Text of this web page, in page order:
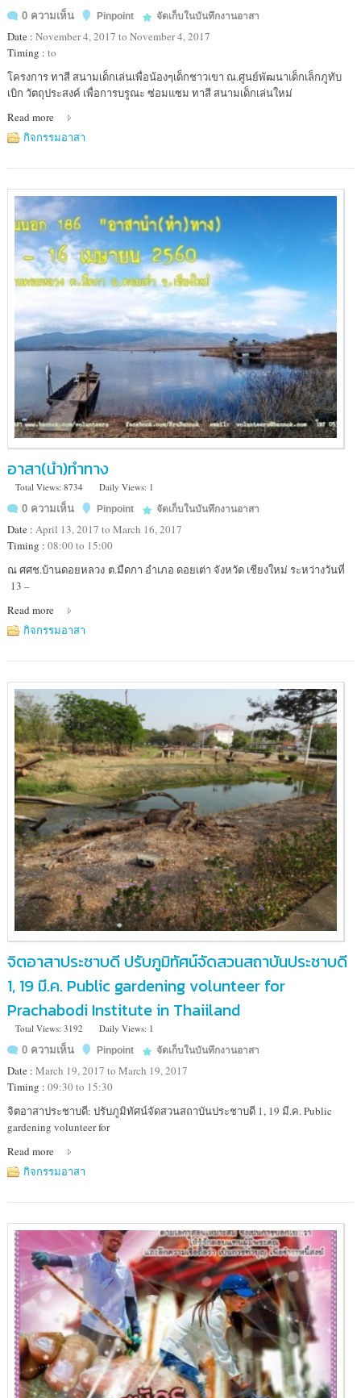
0 ความเห็น
Pinpoint จัดเก็บในบันทึกงานอาสา
Date : November 4, 2017 to November 4, 2017
Timing : to
Location
:
ทับ
เบิก
โครงการ ทาสี สนามเด็กเล่นเพื่อน้องๆเด็กชาวเขา ณ.ศูนย์พัฒนาเด็กเล็กภูทับ
เบิก วัตถุประสงค์ เพื่อการบรูณะ ซ่อมแซม ทาสี สนามเด็กเล่นใหม่
Read more
กิจกรรมอาสา
อาสา(นำ)ทำทาง
Total Views: 8734
Daily Views: 1
0 ความเห็น
Pinpoint จัดเก็บในบันทึกงานอาสา
Date : April 13, 2017 to March 16, 2017
Timing : 08:00 to 15:00
Location
ณ ศศช.บ้านดอยหลวง ต.มืดกา อำเภอ ดอยเต่า จังหวัด เชียงใหม่ ระหว่างวันที่
13 –
Read more
กิจกรรมอาสา
จิตอาสาประชาบดี ปรับภูมิทัศน์จัดสวนสถาบันประชาบดี
1, 19 มี.ค. Public gardening volunteer for
Prachabodi Institute in Thaiiland
Total Views: 3192
Daily Views: 1
0 ความเห็น
Pinpoint จัดเก็บในบันทึกงานอาสา
Date : March 19, 2017 to March 19, 2017
Timing : 09:30 to 15:30
Location
:
ประชาบดี
คลอง
ถ.รังสิต-
นครนายก
จิตอาสาประชาบดี: ปรับภูมิทัศน์จัดสวนสถาบันประชาบดี 1, 19 มี.ค. Public
gardening volunteer for
Read more
กิจกรรมอาสา